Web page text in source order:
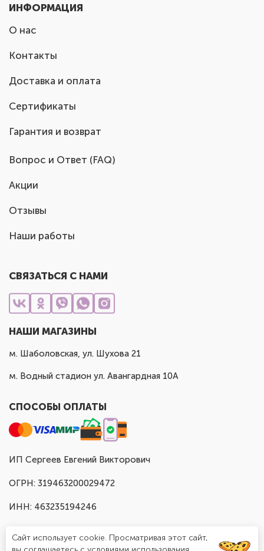
ИНФОРМАЦИЯ
О нас
Контакты
Доставка и оплата
Сертификаты
Гарантия и возврат
Вопрос и Ответ (FAQ)
Акции
Отзывы
Наши работы
СВЯЗАТЬСЯ С НАМИ
НАШИ МАГАЗИНЫ
м. Шаболовская, ул. Шухова 21
м. Водный стадион ул. Авангардная 10А
СПОСОБЫ ОПЛАТЫ
ИП Сергеев Евгений Викторович
ОГРН: 319463200029472
ИНН: 463235194246
Сайт использует cookie. Просматривая этот сайт,